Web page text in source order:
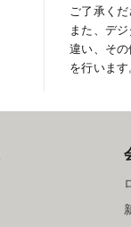
ご了承く
また、デ
違い、そ
を行います